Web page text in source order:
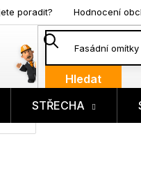
poradit? Hodnocení
Hledat
STŘECHA